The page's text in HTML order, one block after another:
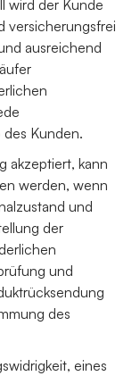
wird der Kunde
versicherungsfrei
ausreichend
Kunden.
akzeptiert, kann
werden, wenn
und
der
und
des
eines